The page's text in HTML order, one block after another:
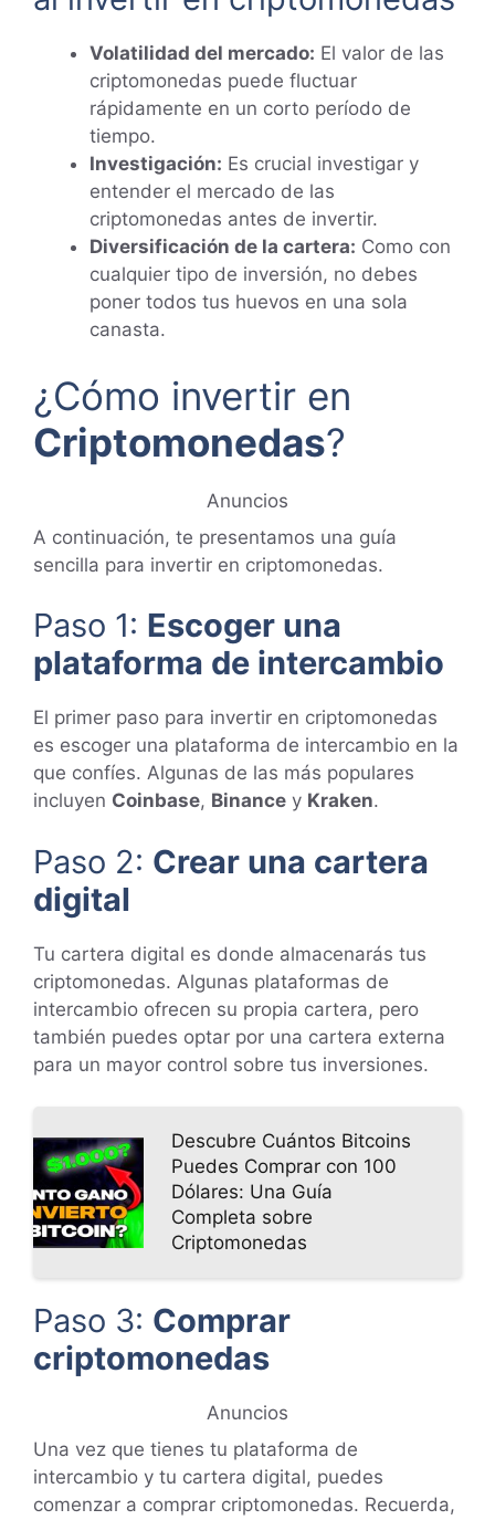
Volatilidad del mercado: El valor de las
criptomonedas puede fluctuar
rápidamente en un corto período de
tiempo.
Investigación: Es crucial investigar y
entender el mercado de las
criptomonedas antes de invertir.
Diversificación de la cartera: Como con
cualquier tipo de inversión, no debes
poner todos tus huevos en una sola
canasta.
¿Cómo invertir en
Criptomonedas?
Anuncios
A continuación, te presentamos una guía
sencilla para invertir en criptomonedas.
Paso 1: Escoger una
plataforma de intercambio
El primer paso para invertir en criptomonedas
es escoger una plataforma de intercambio en la
que confíes. Algunas de las más populares
incluyen Coinbase, Binance y Kraken.
Paso 2: Crear una cartera
digital
Tu cartera digital es donde almacenarás tus
criptomonedas. Algunas plataformas de
intercambio ofrecen su propia cartera, pero
también puedes optar por una cartera externa
para un mayor control sobre tus inversiones.
Descubre Cuántos Bitcoins
Puedes Comprar con 100
Dólares: Una Guía
Completa sobre
Criptomonedas
Paso 3: Comprar
criptomonedas
Anuncios
Una vez que tienes tu plataforma de
intercambio y tu cartera digital, puedes
comenzar a comprar criptomonedas. Recuerda,